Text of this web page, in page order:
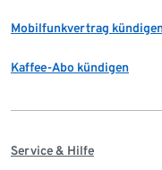
Mobilfunkvertrag
Kaffee-Abo kündigen
Service & Hilfe